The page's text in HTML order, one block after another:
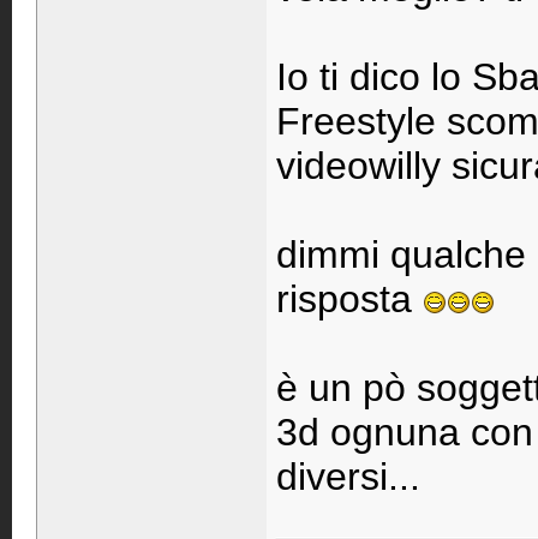
Io ti dico lo
Freestyle
videowilly
dimmi
risposta
è un pò
3d ognuna
diversi...